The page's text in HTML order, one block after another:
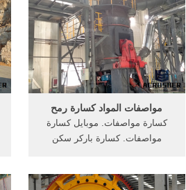
الفك كسارة hj تحليل الفشل وعلاج
. ... كسارة مخروطية سلسلة HCS;
مواصفات المواد كسارة رمح
كسارة مواصفات. موبايل كسارة
مواصفات. كسارة باركر سكن
goo.gl/Pajuu7 More About كسارة